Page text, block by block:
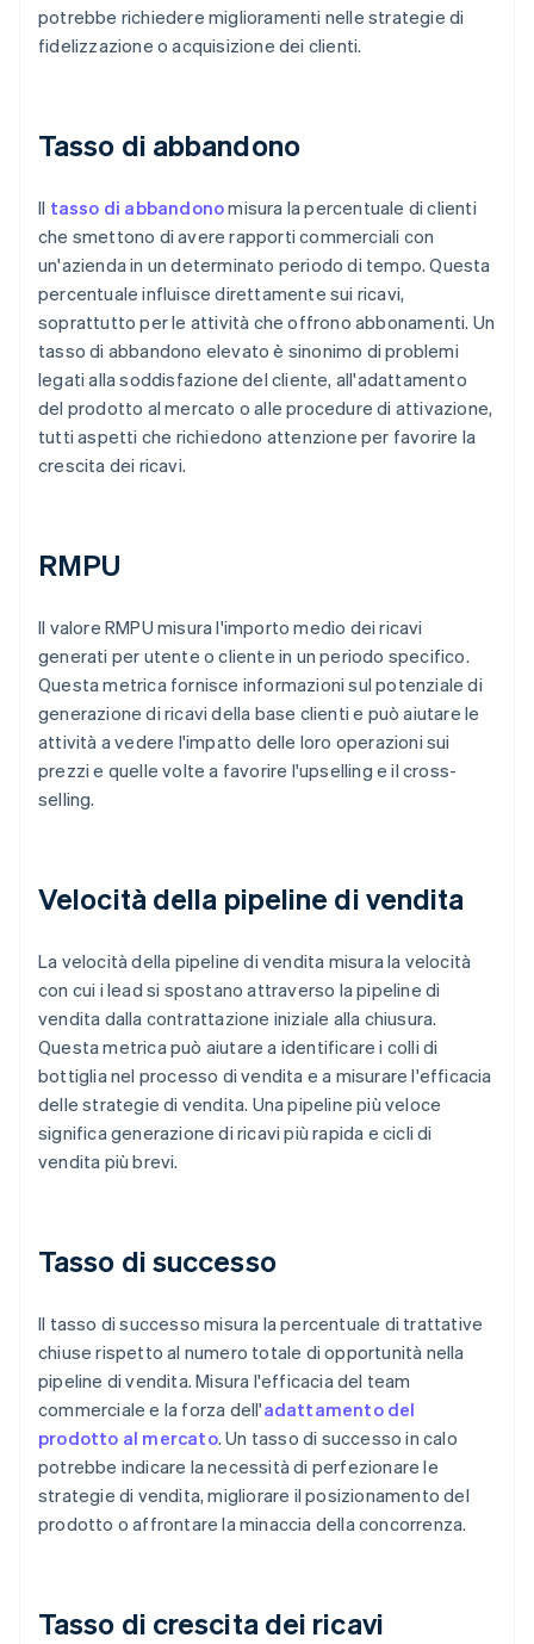
potrebbe richiedere miglioramenti nelle strategie di
fidelizzazione o acquisizione dei clienti.
Tasso di abbandono
Il tasso di abbandonomisura la percentuale di clienti
che smettono di avere rapporti commerciali con
un'azienda in un determinato periodo di tempo. Questa
percentuale influisce direttamente sui ricavi,
soprattutto per le attività che offrono abbonamenti. Un
tasso di abbandono elevato è sinonimo di problemi
legati alla soddisfazione del cliente, all'adattamento
del prodotto al mercato o alle procedure di attivazione,
tutti aspetti che richiedono attenzione per favorire la
crescita dei ricavi.
RMPU
Il valore RMPU misura l'importo medio dei ricavi
generati per utente o cliente in un periodo specifico.
Questa metrica fornisce informazioni sul potenziale di
generazione di ricavi della base clienti e può aiutare le
attività a vedere l'impatto delle loro operazioni sui
prezzi e quelle volte a favorire l'upselling e il cross-
selling.
Velocità della pipeline di vendita
La velocità della pipeline di vendita misura la velocità
con cui i lead si spostano attraverso la pipeline di
vendita dalla contrattazione iniziale alla chiusura.
Questa metrica può aiutare a identificare i colli di
bottiglia nel processo di vendita e a misurare l'efficacia
delle strategie di vendita. Una pipeline più veloce
significa generazione di ricavi più rapida e cicli di
vendita più brevi.
Tasso di successo
Il tasso di successo misura la percentuale di trattative
chiuse rispetto al numero totale di opportunità nella
pipeline di vendita. Misura l'efficacia del team
commerciale e la forza dell'adattamento del
prodotto al mercato. Un tasso di successo in calo
potrebbe indicare la necessità di perfezionare le
strategie di vendita, migliorare il posizionamento del
prodotto o affrontare la minaccia della concorrenza.
Tasso di crescita dei ricavi